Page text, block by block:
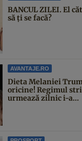
BANCUL ZILEI. El
să ți se facă?
AVANTAJE.RO
Dieta Melaniei
oricine! Regimul
urmează zilnic i-a...